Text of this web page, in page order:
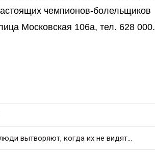
чемпионов-болельщиков
Московская 106а, тел. 628 000.
вытворяют, когда их не видят...